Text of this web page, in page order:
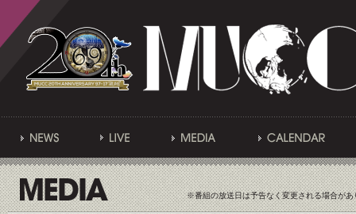
※番組の放送日は予告なく変更される場合が